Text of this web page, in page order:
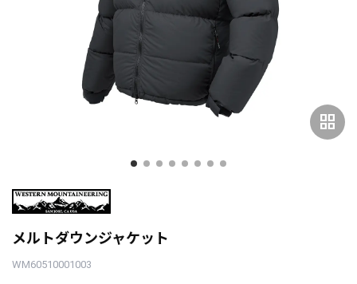
grid_view
メルトダウンジャケット
WM60510001003